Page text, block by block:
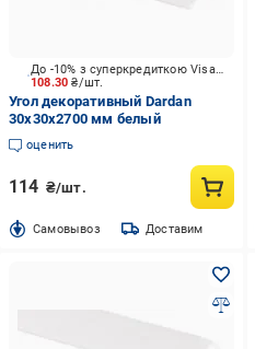
108.30₴/шт.
До -10% з суперкредиткою Visa Вигода
Угол декоративный Dardan
30х30х2700 мм белый
оценить
114 ₴/шт.
Cамовывоз Доставим